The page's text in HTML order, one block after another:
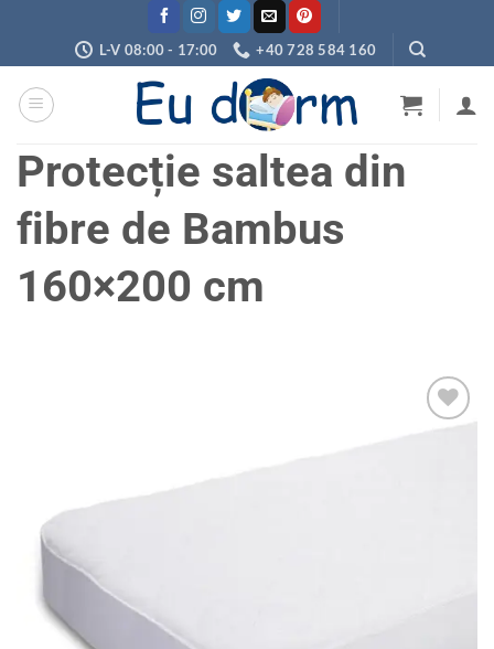
content
L-V 08:00 - 17:00 +40 728 584 160
Protecție saltea din
fibre de Bambus
160×200 cm